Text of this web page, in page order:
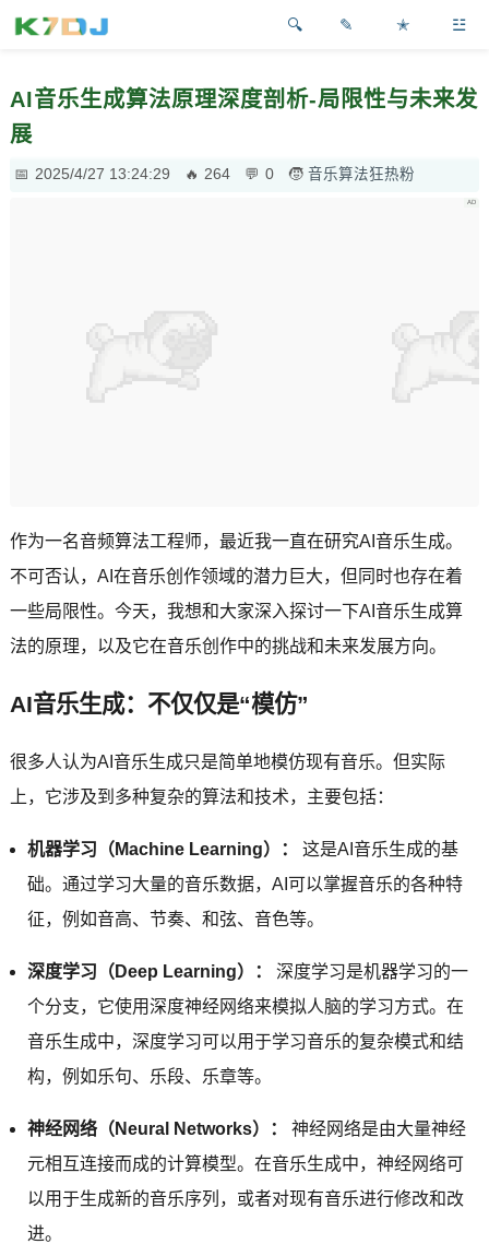
✎ ✭ ☳
AI音乐生成算法原理深度剖析-局限性与未来发
展
2025/4/27 13:24:29 264 0 音乐算法狂热粉
作为一名音频算法工程师，最近我一直在研究AI音乐生成。
不可否认，AI在音乐创作领域的潜力巨大，但同时也存在着
一些局限性。今天，我想和大家深入探讨一下AI音乐生成算
法的原理，以及它在音乐创作中的挑战和未来发展方向。
AI音乐生成：不仅仅是“模仿”
很多人认为AI音乐生成只是简单地模仿现有音乐。但实际
上，它涉及到多种复杂的算法和技术，主要包括：
机器学习（Machine Learning）：
这是AI音乐生成的基
础。通过学习大量的音乐数据，AI可以掌握音乐的各种特
征，例如音高、节奏、和弦、音色等。
深度学习（Deep Learning）：
深度学习是机器学习的一
个分支，它使用深度神经网络来模拟人脑的学习方式。在
音乐生成中，深度学习可以用于学习音乐的复杂模式和结
构，例如乐句、乐段、乐章等。
神经网络（Neural Networks）：
神经网络是由大量神经
元相互连接而成的计算模型。在音乐生成中，神经网络可
以用于生成新的音乐序列，或者对现有音乐进行修改和改
进。